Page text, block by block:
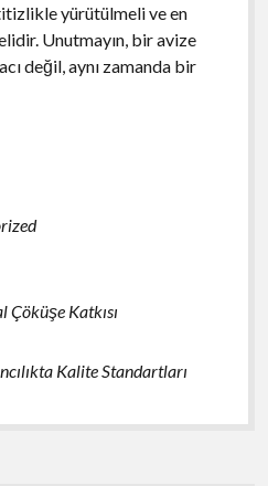
yürütülmeli ve en
Unutmayın, bir avize
değil, aynı zamanda bir
Çöküşe Katkısı
Kalite Standartları